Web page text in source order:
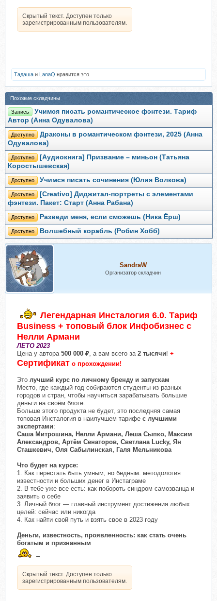
Скрытый текст. Доступен только
зарегистрированным пользователям.
Тадаша и LanaQ нравится это.
Похожие складчины
Запись
Учимся писать романтическое фэнтези. Тариф
Автор (Анна Одувалова)
Доступно
Драконы в романтическом фэнтези, 2025 (Анна
Одувалова)
Доступно
[Аудиокнига] Призвание – миньон (Татьяна
Коростышевская)
Доступно Учимся писать сочинения (Юлия Волкова)
Доступно
[Creativo] Диджитал-портреты с элементами
фэнтези. Пакет: Старт (Анна Рабана)
Доступно Разведи меня, если сможешь (Ника Ёрш)
Доступно Волшебный корабль (Робин Хобб)
SandraW
Организатор складчин
Легендарная Инсталогия 6.0. Тариф
Business + топовый блок Инфобизнес с
Нелли Армани
ЛЕТО 2023
Цена у автора 500 000 ₽, а вам всего за 2 тысячи! +
Сертификат о прохождении!
Это лучший курс по личному бренду и запускам
Место, где каждый год собираются студенты из разных
городов и стран, чтобы научиться зарабатывать большие
деньги на своём блоге.
Больше этого продукта не будет, это последняя самая
топовая Инсталогия в наилучшем тарифе с лучшими
экспертами:
Саша Митрошина, Нелли Армани, Леша Сыпко, Максим
Александров, Артём Сенаторов, Светлана Lucky, Ян
Сташкевич, Оля Сабылинская, Галя Мельникова
Что будет на курсе:
1. Как перестать быть умным, но бедным: методология
известности и больших денег в Инстаграме
2. В тебе уже все есть: как побороть синдром самозванца и
заявить о себе
3. Личный блог — главный инструмент достижения любых
целей: сейчас или никогда
4. Как найти свой путь и взять свое в 2023 году
Деньги, известность, проявленность: как стать очень
богатым и признанным
→
Скрытый текст. Доступен только
зарегистрированным пользователям.